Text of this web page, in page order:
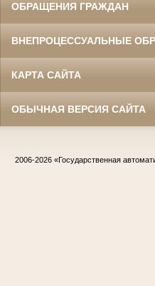
ОБРАЩЕНИЯ ГРАЖДАН
ВНЕПРОЦЕССУАЛЬНЫЕ
КАРТА САЙТА
ОБЫЧНАЯ ВЕРСИЯ САЙТА
2006-2026 «Государственная